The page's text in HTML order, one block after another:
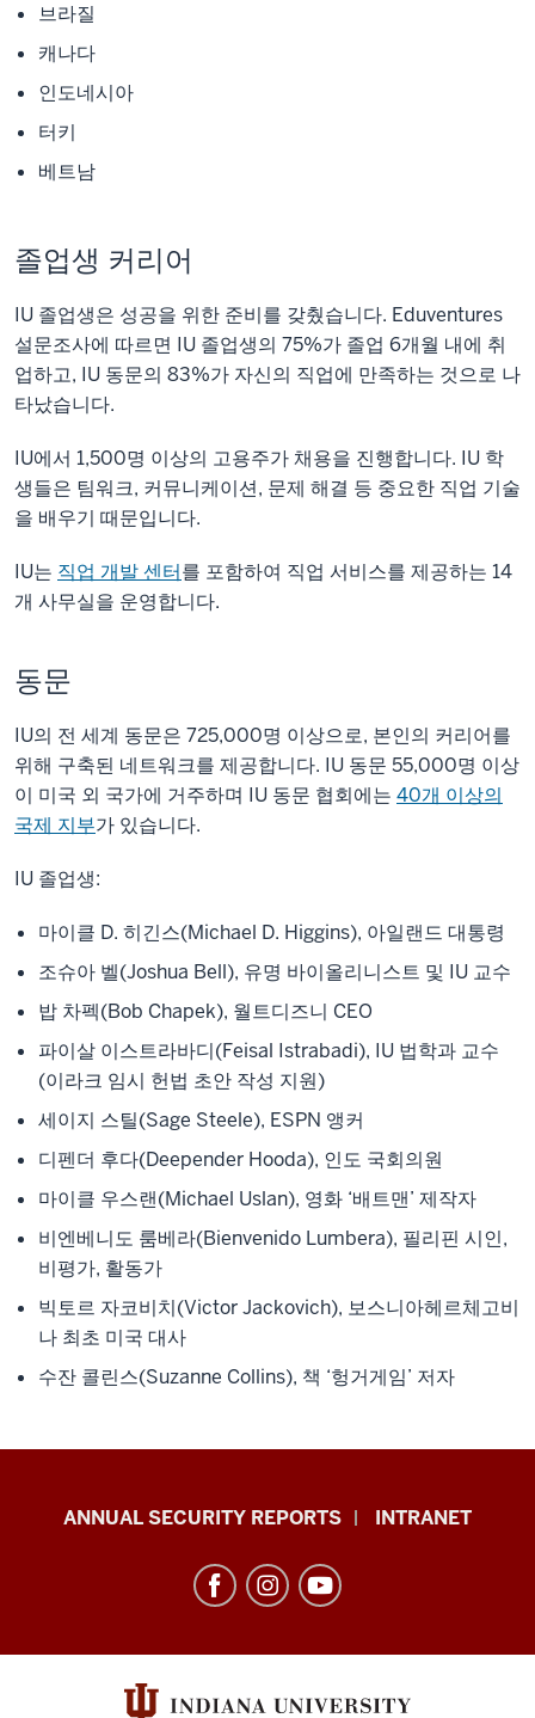
브라질
캐나다
인도네시아
터키
베트남
졸업생 커리어
IU 졸업생은 성공을 위한 준비를 갖췄습니다. Eduventures
설문조사에 따르면 IU 졸업생의 75%가 졸업 6개월 내에 취
업하고, IU 동문의 83%가 자신의 직업에 만족하는 것으로 나
타났습니다.
IU에서 1,500명 이상의 고용주가 채용을 진행합니다. IU 학
생들은 팀워크, 커뮤니케이션, 문제 해결 등 중요한 직업 기술
을 배우기 때문입니다.
IU는 직업 개발 센터를 포함하여 직업 서비스를 제공하는 14
개 사무실을 운영합니다.
동문
IU의 전 세계 동문은 725,000명 이상으로, 본인의 커리어를
위해 구축된 네트워크를 제공합니다. IU 동문 55,000명 이상
이 미국 외 국가에 거주하며 IU 동문 협회에는 40개 이상의
국제 지부가 있습니다.
IU 졸업생:
마이클 D. 히긴스(Michael D. Higgins), 아일랜드 대통령
조슈아 벨(Joshua Bell), 유명 바이올리니스트 및 IU 교수
밥 차펙(Bob Chapek), 월트디즈니 CEO
파이살 이스트라바디(Feisal Istrabadi), IU 법학과 교수
(이라크 임시 헌법 초안 작성 지원)
세이지 스틸(Sage Steele), ESPN 앵커
디펜더 후다(Deepender Hooda), 인도 국회의원
마이클 우스랜(Michael Uslan), 영화 ‘배트맨’ 제작자
비엔베니도 룸베라(Bienvenido Lumbera), 필리핀 시인,
비평가, 활동가
빅토르 자코비치(Victor Jackovich), 보스니아헤르체고비
나 최초 미국 대사
수잔 콜린스(Suzanne Collins), 책 ‘헝거게임’ 저자
Office
International
resources
ANNUAL SECURITY REPORTS INTRANET